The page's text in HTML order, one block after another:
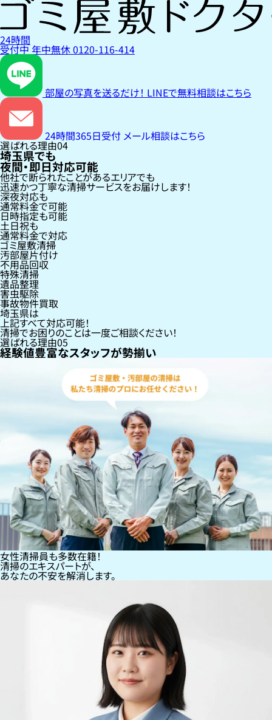
24時間
受付中年中無休0120-116-414
部屋の写真を送るだけ！ LINEで無料相談はこちら
24時間365日受付 メール相談はこちら
選ばれる理由04
埼玉県でも
夜間・即日対応可能
他社で断られたことがあるエリアでも
迅速かつ丁寧な清掃サービスをお届けします！
深夜対応も
通常料金で可能
日時指定も可能
土日祝も
通常料金で対応
ゴミ屋敷清掃
汚部屋片付け
不用品回収
特殊清掃
遺品整理
害虫駆除
事故物件買取
埼玉県は
上記すべて対応可能！
清掃でお困りのことは一度ご相談ください！
選ばれる理由05
経験値豊富なスタッフが勢揃い
女性清掃員も多数在籍！
清掃のエキスパートが、
あなたの不安を解消します。